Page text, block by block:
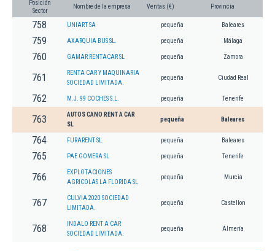
Posición
Sector
Nombre de la empresa Ventas (€) Provincia
758 UNIART SA pequeña Baleares
759 AXARQUIA BUS SL. pequeña Málaga
760 GAMAR RENTACAR SL pequeña Zamora
761
RENTA CAR Y MAQUINARIA
SOCIEDAD LIMITADA.
pequeña Ciudad Real
762 M.J. 99 COCHES S.L. pequeña Tenerife
763
AUTOS CANO RENT A CAR
SL
pequeña Baleares
764 FURARENT SL. pequeña Baleares
765 PAE GOMERA SL pequeña Tenerife
766
EXPLOTACIONES
AGRICOLAS LA FLORIDA SL
pequeña Murcia
767
CULVIA 2020 SOCIEDAD
LIMITADA.
pequeña Castellon
768
INDALO RENT A CAR
SOCIEDAD LIMITADA.
pequeña Almería